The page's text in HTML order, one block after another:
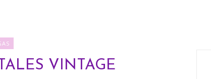
VINTAGE